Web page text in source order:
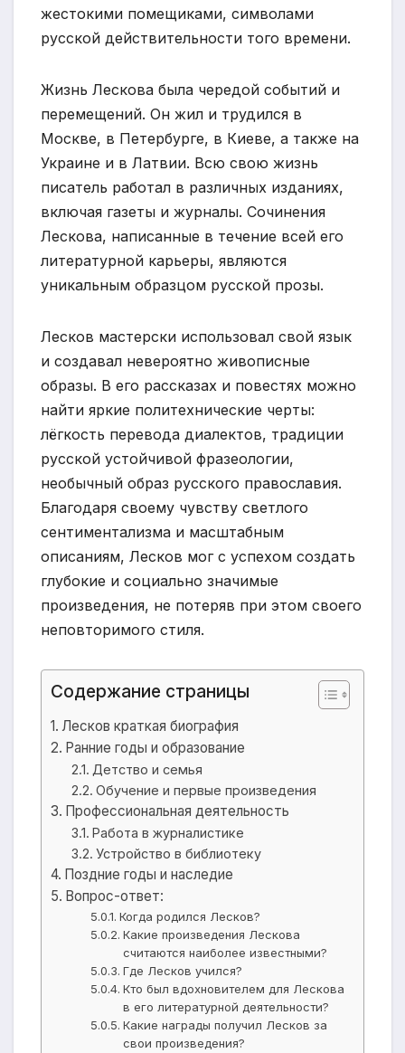
жестокими помещиками, символами
русской действительности того времени.
Жизнь Лескова была чередой событий и
перемещений. Он жил и трудился в
Москве, в Петербурге, в Киеве, а также на
Украине и в Латвии. Всю свою жизнь
писатель работал в различных изданиях,
включая газеты и журналы. Сочинения
Лескова, написанные в течение всей его
литературной карьеры, являются
уникальным образцом русской прозы.
Лесков мастерски использовал свой язык
и создавал невероятно живописные
образы. В его рассказах и повестях можно
найти яркие политехнические черты:
лёгкость перевода диалектов, традиции
русской устойчивой фразеологии,
необычный образ русского православия.
Благодаря своему чувству светлого
сентиментализма и масштабным
описаниям, Лесков мог с успехом создать
глубокие и социально значимые
произведения, не потеряв при этом своего
неповторимого стиля.
Содержание страницы
Лесков краткая биография
Ранние годы и образование
Детство и семья
Обучение и первые произведения
Профессиональная деятельность
Работа в журналистике
Устройство в библиотеку
Поздние годы и наследие
Вопрос-ответ:
Когда родился Лесков?
Какие произведения Лескова
считаются наиболее известными?
Где Лесков учился?
Кто был вдохновителем для Лескова
в его литературной деятельности?
Какие награды получил Лесков за
свои произведения?